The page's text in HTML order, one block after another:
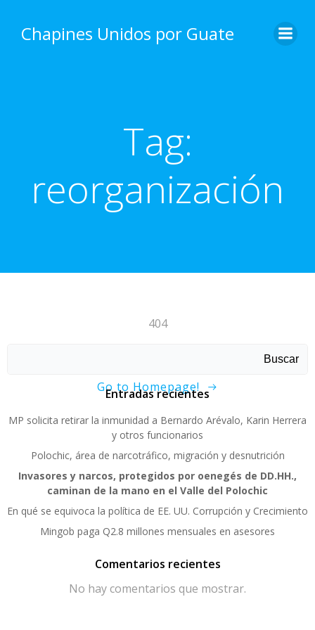
content
Chapines Unidos por Guate
Tag:
reorganización
404
Go to Homepage!
Buscar
Entradas recientes
MP solicita retirar la inmunidad a Bernardo Arévalo, Karin Herrera
y otros funcionarios
Polochic, área de narcotráfico, migración y desnutrición
Invasores y narcos, protegidos por oenegés de DD.HH.,
caminan de la mano en el Valle del Polochic
En qué se equivoca la política de EE. UU. Corrupción y Crecimiento
Mingob paga Q2.8 millones mensuales en asesores
Comentarios recientes
No hay comentarios que mostrar.